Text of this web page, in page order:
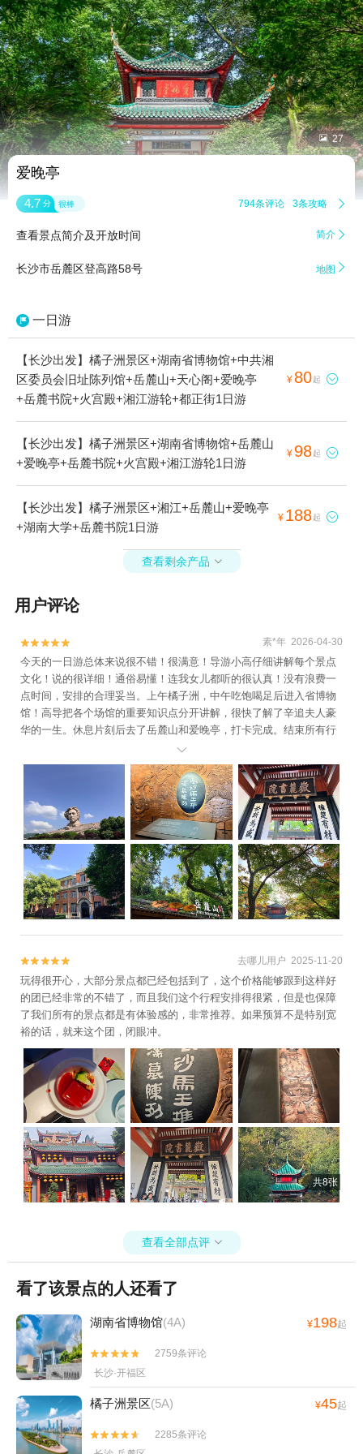
 27
爱晚亭
4.7 分 很棒 794条评论 3条攻略 
查看景点简介及开放时间 简介 
长沙市岳麓区登高路58号 地图 
一日游
【长沙出发】橘子洲景区+湖南省博物馆+中共湘
区委员会旧址陈列馆+岳麓山+天心阁+爱晚亭
+岳麓书院+火宫殿+湘江游轮+都正街1日游
¥ 80起 
【长沙出发】橘子洲景区+湖南省博物馆+岳麓山
+爱晚亭+岳麓书院+火宫殿+湘江游轮1日游
¥ 98起 
【长沙出发】橘子洲景区+湘江+岳麓山+爱晚亭
+湖南大学+岳麓书院1日游
¥ 188起 
查看剩余产品 
用户评论

 素*年 2026-04-30
今天的一日游总体来说很不错！很满意！导游小高仔细讲解每个景点
文化！说的很详细！通俗易懂！连我女儿都听的很认真！没有浪费一
点时间，安排的合理妥当。上午橘子洲，中午吃饱喝足后进入省博物
馆！高导把各个场馆的重要知识点分开讲解，很快了解了辛追夫人豪
华的一生。休息片刻后去了岳麓山和爱晚亭，打卡完成。结束所有行
程之后，顺路把大家送到各个点下车。


 去哪儿用户 2025-11-20
玩得很开心，大部分景点都已经包括到了，这个价格能够跟到这样好
的团已经非常的不错了，而且我们这个行程安排得很紧，但是也保障
了我们所有的景点都是有体验感的，非常推荐。如果预算不是特别宽
裕的话，就来这个团，闭眼冲。
共8张
查看全部点评 
看了该景点的人还看了
湖南省博物馆(4A) ¥198起


2759条评论
长沙·开福区
橘子洲景区(5A) ¥45起


2285条评论
